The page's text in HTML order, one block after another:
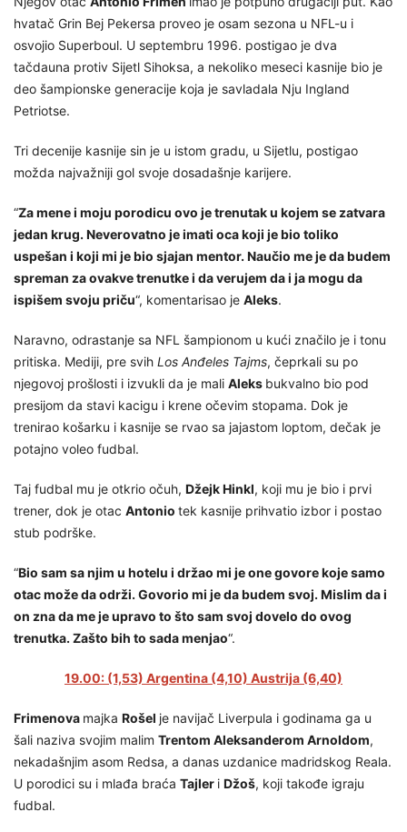
hvatač Grin Bej Pekersa proveo je osam sezona u NFL-u i
osvojio Superboul. U septembru 1996. postigao je dva
tačdauna protiv Sijetl Sihoksa, a nekoliko meseci kasnije bio je
deo šampionske generacije koja je savladala Nju Ingland
Petriotse.
Tri decenije kasnije sin je u istom gradu, u Sijetlu, postigao
možda najvažniji gol svoje dosadašnje karijere.
“Za mene i moju porodicu ovo je trenutak u kojem se zatvara
jedan krug. Neverovatno je imati oca koji je bio toliko
uspešan i koji mi je bio sjajan mentor. Naučio me je da budem
spreman za ovakve trenutke i da verujem da i ja mogu da
ispišem svoju priču“, komentarisao je Aleks.
Naravno, odrastanje sa NFL šampionom u kući značilo je i tonu
pritiska. Mediji, pre svih Los Anđeles Tajms, čeprkali su po
njegovoj prošlosti i izvukli da je mali Aleks bukvalno bio pod
presijom da stavi kacigu i krene očevim stopama. Dok je
trenirao košarku i kasnije se rvao sa jajastom loptom, dečak je
potajno voleo fudbal.
Taj fudbal mu je otkrio očuh, Džejk Hinkl, koji mu je bio i prvi
trener, dok je otac Antonio tek kasnije prihvatio izbor i postao
stub podrške.
“Bio sam sa njim u hotelu i držao mi je one govore koje samo
otac može da održi. Govorio mi je da budem svoj. Mislim da i
on zna da me je upravo to što sam svoj dovelo do ovog
trenutka. Zašto bih to sada menjao“.
19.00: (1,53) Argentina (4,10) Austrija (6,40)
Frimenova majka Rošel je navijač Liverpula i godinama ga u
šali naziva svojim malim Trentom Aleksanderom Arnoldom,
nekadašnjim asom Redsa, a danas uzdanice madridskog Reala.
U porodici su i mlađa braća Tajler i Džoš, koji takođe igraju
fudbal.